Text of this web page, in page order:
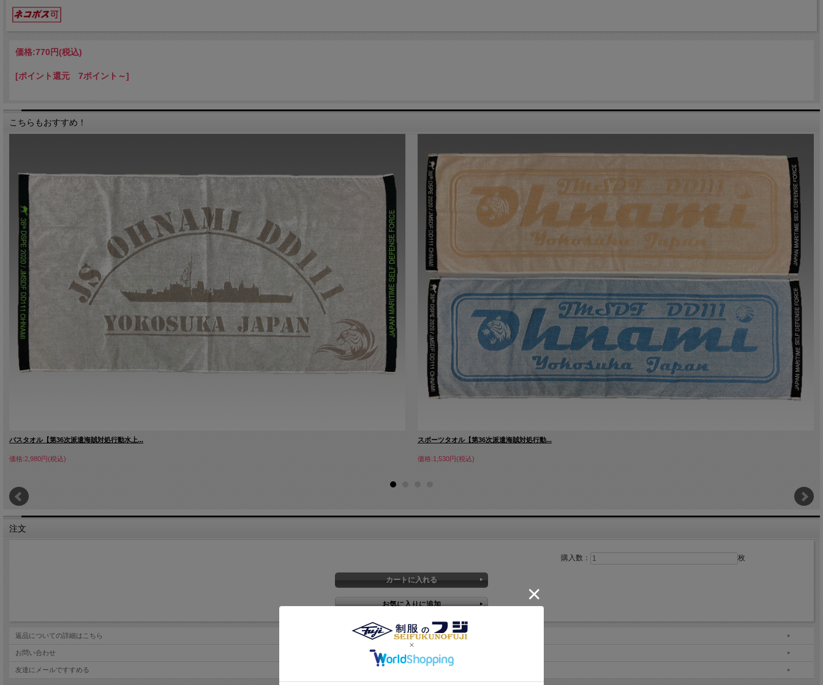
価格:770円(税込)
[ポイント還元 7ポイント～]
こちらもおすすめ！
バスタオル【第36次派遣海賊対処行動水上...
価格:2,980円(税込)
スポーツタオル【第36次派遣海賊対処行動...
価格:1,530円(税込)
注文
購入数： 枚
返品についての詳細はこちら
お問い合わせ
友達にメールですすめる